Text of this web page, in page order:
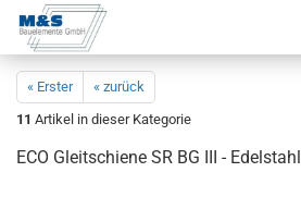
« Erster
« zurück
11 Artikel in dieser Kategorie
ECO Gleit­schie­ne SR BG III - Edel­stahl